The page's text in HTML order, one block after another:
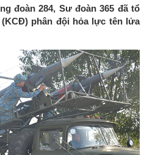
đoàn 284, Sư đoàn 365 đã tổ
phân đội hỏa lực tên lửa